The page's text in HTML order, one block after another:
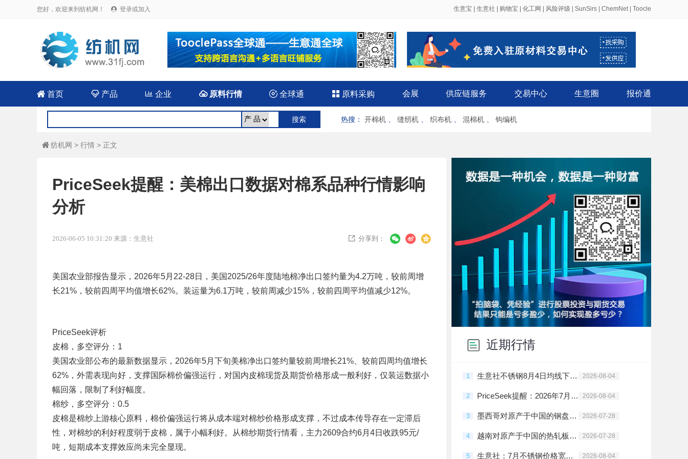
您好，欢迎来到纺机网！  登录或加入 生意宝 生意社 购物宝 化工网 风险评级 SunSirs ChemNet| Toocle
 首页 产品  企业 原料行情  全球通  原料采购 会展 供应链服务 交易中心 生意圈 报价通
热搜 ： 开棉机 缝纫机 织布机 混棉机 钩编机
 纺机网 > 行情 > 正文
PriceSeek提醒：美棉出口数据对棉系品种行情影响
分析
2026-06-05 10:31:20 来源：生意社  分享到：
美国农业部报告显示，2026年5月22-28日，美国2025/26年度陆地棉净出口签约量为4.2万吨，较前周增
长21%，较前四周平均值增长62%。装运量为6.1万吨，较前周减少15%，较前四周平均值减少12%。
PriceSeek评析
皮棉，多空评分：1
美国农业部公布的最新数据显示，2026年5月下旬美棉净出口签约量较前周增长21%、较前四周均值增长
62%，外需表现向好，支撑国际棉价偏强运行，对国内皮棉现货及期货价格形成一般利好，仅装运数据小
幅回落，限制了利好幅度。
棉纱，多空评分：0.5
皮棉是棉纱上游核心原料，棉价偏强运行将从成本端对棉纱价格形成支撑，不过成本传导存在一定滞后
性，对棉纱的利好程度弱于皮棉，属于小幅利好。从棉纱期货行情看，主力2609合约6月4日收跌95元/
吨，短期成本支撑效应尚未完全显现。
近期行情
1 生意社不锈钢8月4日均线下穿 均差为-5.00元/吨 2026-08-04
2 PriceSeek提醒：2026年7月下旬黑色金属价格悉数下调 2026-08-04
3 墨西哥对原产于中国的钢盘条启动反倾销日落复审调查 2026-07-28
4 越南对原产于中国的热轧板卷启动反倾销第一次期中复审调查 2026-07-28
5 生意社：7月不锈钢价格宽幅震荡 2026-08-04